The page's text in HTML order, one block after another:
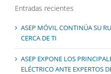
Entradas recientes
ASEP MÓVIL CONTINÚA SU
CERCA DE TI
ASEP EXPONE LOS
ELÉCTRICO ANTE EXPERTOS